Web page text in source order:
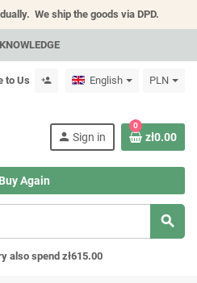
We ship the goods via DPD.
KNOWLEDGE
to Us person_add English PLN
search
person Sign in
Buy Again
0
zł0.00
also spend zł615.00